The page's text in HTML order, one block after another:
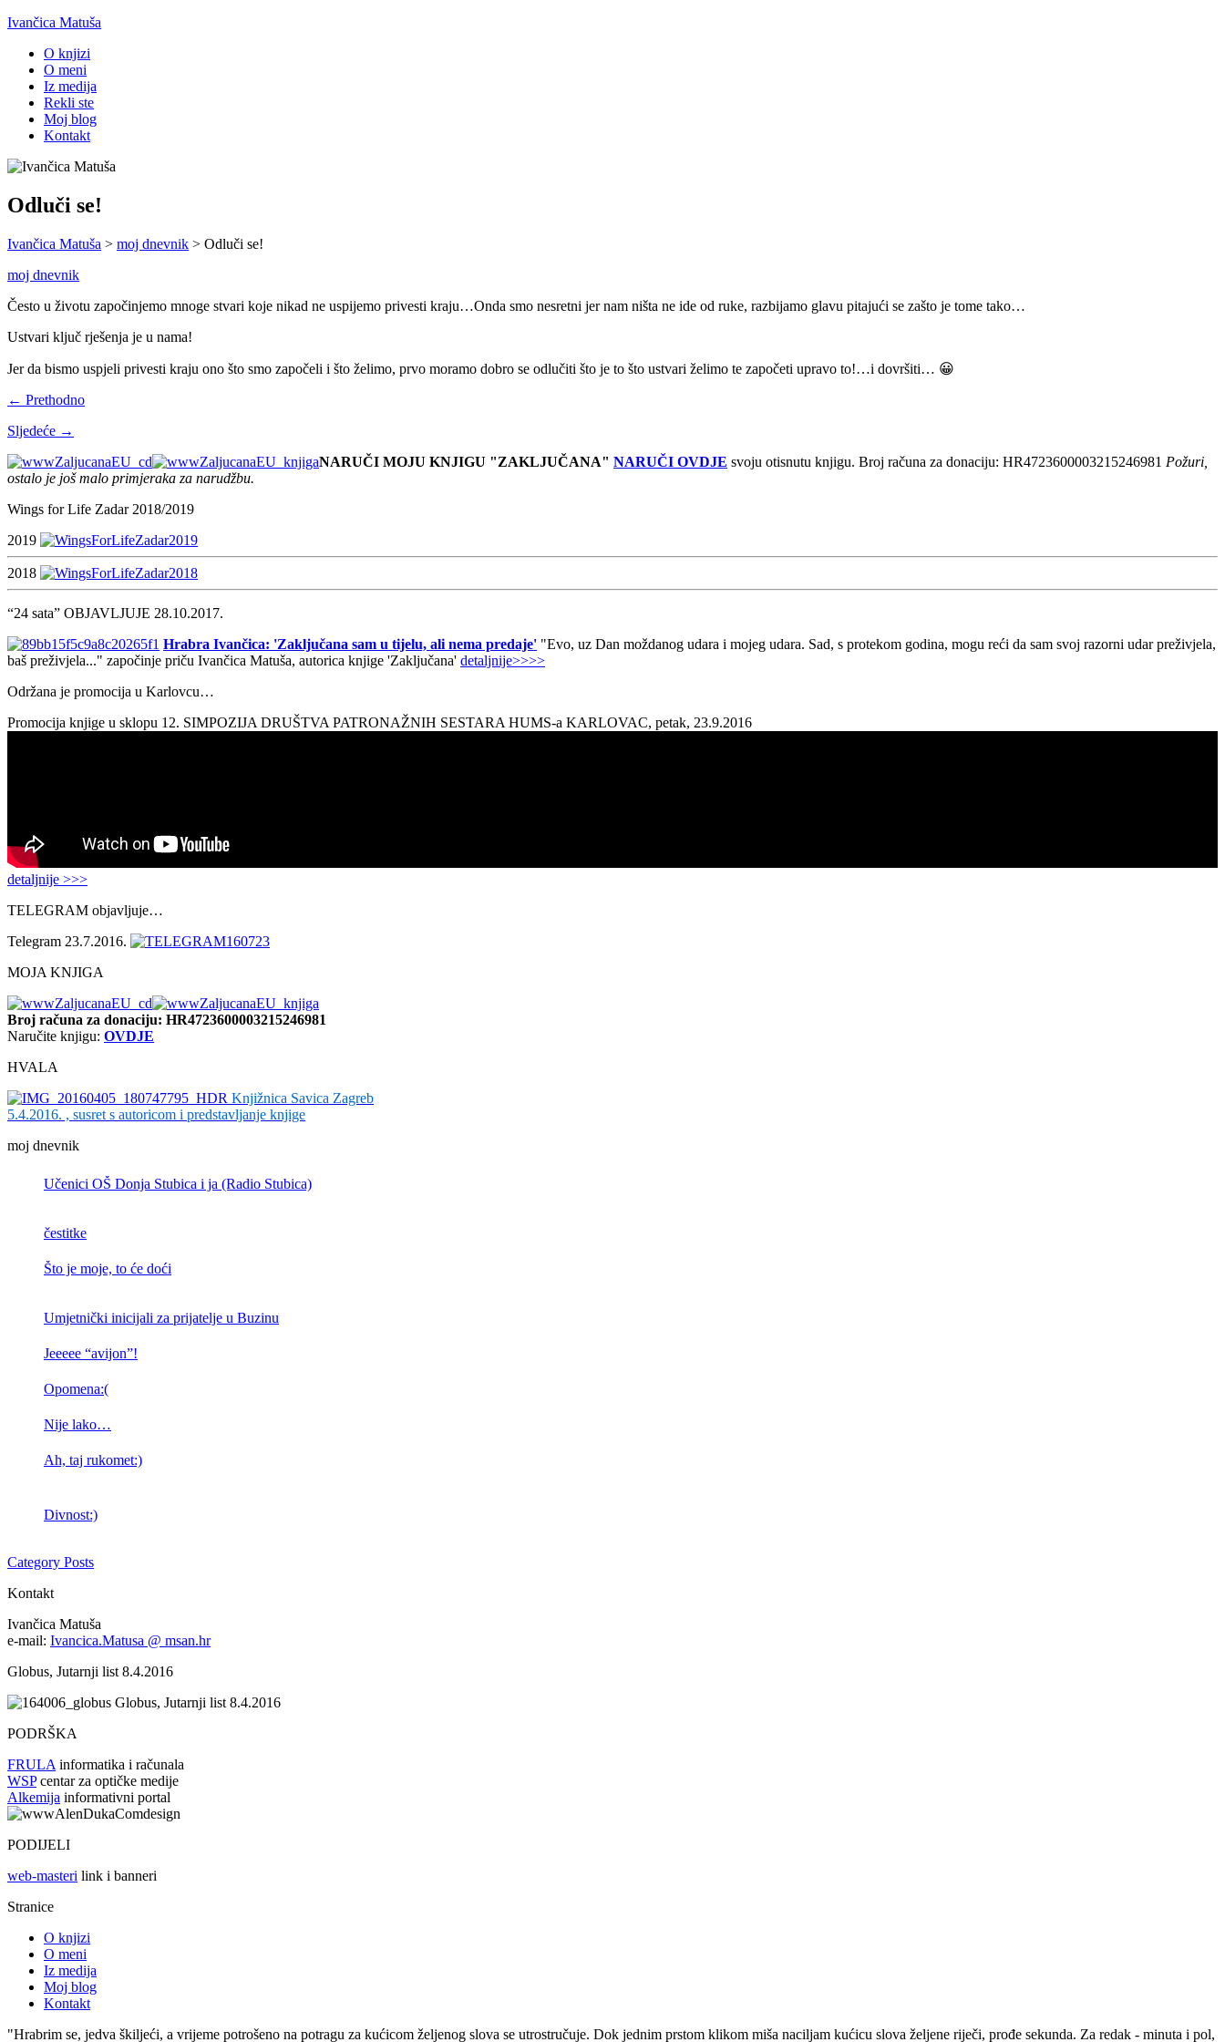
Ivančica Matuša
O knjizi
O meni
Iz medija
Rekli ste
Moj blog
Kontakt
Odluči se!
Ivančica Matuša > moj dnevnik > Odluči se!
moj dnevnik
Često u životu započinjemo mnoge stvari koje nikad ne uspijemo privesti kraju…Onda smo nesretni jer nam ništa ne ide od ruke, razbijamo glavu pitajući se zašto je tome tako…
Ustvari ključ rješenja je u nama!
Jer da bismo uspjeli privesti kraju ono što smo započeli i što želimo, prvo moramo dobro se odlučiti što je to što ustvari želimo te započeti upravo to!…i dovršiti… 😀
← Prethodno
Sljedeće →
NARUČI MOJU KNJIGU "ZAKLJUČANA" NARUČI OVDJE svoju otisnutu knjigu. Broj računa za donaciju: HR4723600003215246981 Požuri,
ostalo je još malo primjeraka za narudžbu.
Wings for Life Zadar 2018/2019
2019
2018
“24 sata” OBJAVLJUJE 28.10.2017.
Hrabra Ivančica: 'Zaključana sam u tijelu, ali nema predaje' "Evo, uz Dan moždanog udara i mojeg udara. Sad, s protekom godina, mogu reći da sam svoj razorni udar preživjela,
baš preživjela..." započinje priču Ivančica Matuša, autorica knjige 'Zaključana' detaljnije>>>>
Održana je promocija u Karlovcu…
Promocija knjige u sklopu 12. SIMPOZIJA DRUŠTVA PATRONAŽNIH SESTARA HUMS-a KARLOVAC, petak, 23.9.2016
detaljnije >>>
TELEGRAM objavljuje…
Telegram 23.7.2016.
MOJA KNJIGA
Broj računa za donaciju: HR4723600003215246981
Naručite knjigu: OVDJE
HVALA
Knjižnica Savica Zagreb
5.4.2016. , susret s autoricom i predstavljanje knjige
moj dnevnik
Učenici OŠ Donja Stubica i ja (Radio Stubica)
čestitke
Što je moje, to će doći
Umjetnički inicijali za prijatelje u Buzinu
Jeeeee “avijon”!
Opomena:(
Nije lako…
Ah, taj rukomet:)
Divnost:)
Category Posts
Kontakt
Ivančica Matuša
e-mail: Ivancica.Matusa @ msan.hr
Globus, Jutarnji list 8.4.2016
Globus, Jutarnji list 8.4.2016
PODRŠKA
FRULA informatika i računala
WSPcentar za optičke medije
Alkemija informativni portal
PODIJELI
web-masteri link i banneri
Stranice
O knjizi
O meni
Iz medija
Moj blog
Kontakt
"Hrabrim se, jedva škiljeći, a vrijeme potrošeno na potragu za kućicom željenog slova se utrostručuje. Dok jednim prstom klikom miša naciljam kućicu slova željene riječi, prođe sekunda. Za redak - minuta i pol,